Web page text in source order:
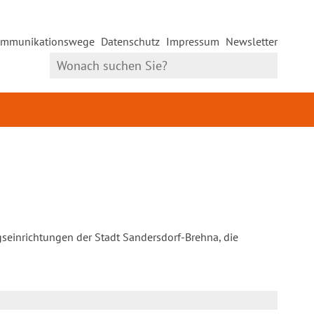
Datenschutz Impressum Newsletter
der Stadt Sandersdorf-Brehna, die